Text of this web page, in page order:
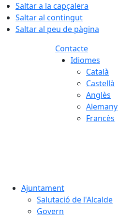
Saltar a la capçalera
Saltar al contingut
Saltar al peu de pàgina
Contacte
Idiomes
Català
Castellà
Anglès
Alemany
Francès
Ajuntament
Salutació de l'Alcalde
Govern